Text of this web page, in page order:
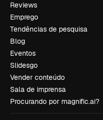
Reviews
Emprego
Tendências de pesquisa
Blog
Eventos
Slidesgo
Vender conteúdo
Sala de imprensa
Procurando por magnific.ai?